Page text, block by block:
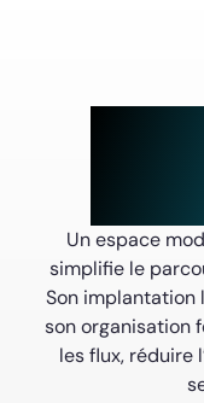
Un espace
simplifie le
Son implantation
son organisation
les flux, réduire